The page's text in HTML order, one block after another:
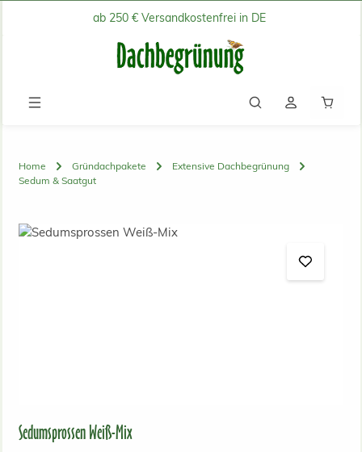
Zum Hauptinhalt springenab 250 € Versandkostenfrei in DE
Home Gründachpakete
Extensive Dachbegrünung
Sedum & Saatgut
Bildergalerie überspringen
Sedumsprossen Weiß-Mix